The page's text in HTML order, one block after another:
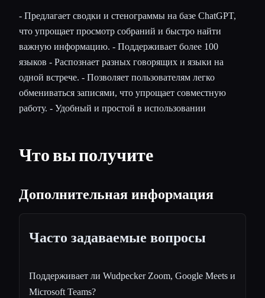
- Предлагает сводки и стенограммы на базе ChatGPT,
что упрощает просмотр собраний и быстро найти
важную информацию. - Поддерживает более 100
языков - Распознает разных говорящих и языки на
одной встрече. - Позволяет пользователям легко
обмениваться записями, что упрощает совместную
работу. - Удобный и простой в использовании
Что вы получите
Дополнительная информация
Часто задаваемые вопросы
Поддерживает ли Wudpecker Zoom, Google Meets и
Microsoft Teams?